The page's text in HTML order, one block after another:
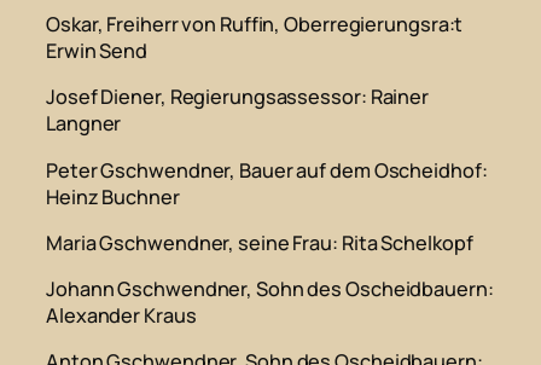
Oskar, Freiherr von Ruffin, Oberregierungsra:t
Erwin Send
Josef Diener, Regierungsassessor: Rainer
Langner
Peter Gschwendner, Bauer auf dem Oscheidhof:
Heinz Buchner
Maria Gschwendner, seine Frau: Rita Schelkopf
Johann Gschwendner, Sohn des Oscheidbauern:
Alexander Kraus